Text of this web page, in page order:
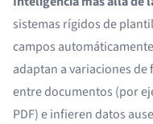
sistemas rígidos de
campos
adaptan a variaciones
entre documentos (por
PDF) e infieren datos